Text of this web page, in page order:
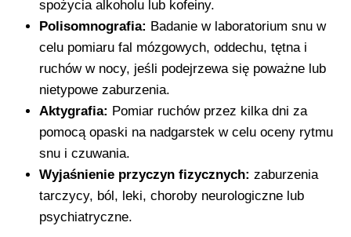
spożycia alkoholu lub kofeiny.
Polisomnografia: Badanie w laboratorium snu w
celu pomiaru fal mózgowych, oddechu, tętna i
ruchów w nocy, jeśli podejrzewa się poważne lub
nietypowe zaburzenia.
Aktygrafia: Pomiar ruchów przez kilka dni za
pomocą opaski na nadgarstek w celu oceny rytmu
snu i czuwania.
Wyjaśnienie przyczyn fizycznych: zaburzenia
tarczycy, ból, leki, choroby neurologiczne lub
psychiatryczne.